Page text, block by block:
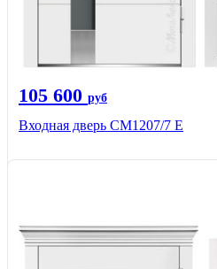
105 600 руб
Входная дверь СМ1207/7 E